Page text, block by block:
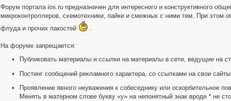
Форум портала ios.ru предназначен для интересного и конструктивного
микроконтроллеров, схемотехники, пайки и смежных с ними тем. При этом
флуда и прочих пакостей
На форуме запрещается:
Публиковать материалы и ссылки на материалы в сети, ведущие на
Постинг сообщений рекламного характера, со ссылками на свои
Проявление явного неуважения к собеседнику или оскорбительное
Менять в матерном слове букву «у» на непонятный знак вроде * не